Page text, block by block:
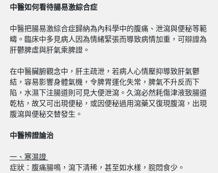
中醫如何看待腸易激綜合症
中醫把腸易激綜合症歸納為內科學中的腹痛、泄瀉與便秘等範
疇。臨床中多見病人因為情緒緊張而導致病情加重，可辯證為
肝鬱脾虛與肝氣乘脾證。
在中醫臟腑觀念中，肝主疏泄，若病人心情壓抑導致肝氣鬱
結，容易影響身體氣機，令脾胃運化失常，脾氣不升反而下
陷，水濕下注腸道則可見大便泄瀉。久瀉必然耗傷津液致腸道
乾枯，故又可出現便秘，或因便秘過用瀉藥又復現腹瀉，出現
腹瀉與便秘交替發生。
中醫辨證論治
一、寒濕證
症狀：腹痛腸鳴，瀉下清稀，甚至如水樣，脘悶食少。